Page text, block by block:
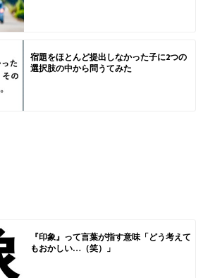
宿題をほとんど提出しなかった子に2つの
選択肢の中から問うてみた
『印象』って言葉が指す意味「どう考えて
もおかしい…（笑）」